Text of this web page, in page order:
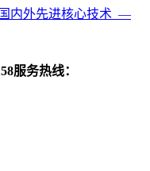
内外先进核心技术 —
服务热线：